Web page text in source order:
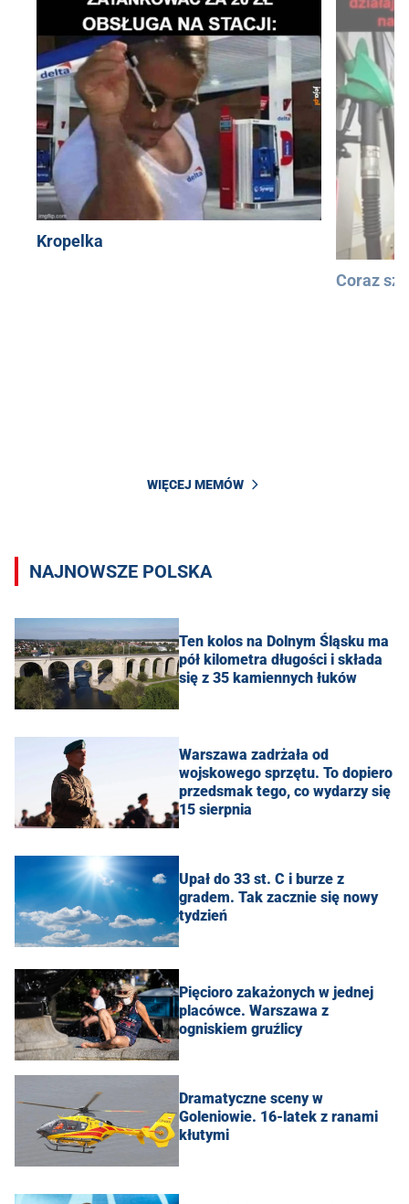
Kropelka
Coraz
WIĘCEJ MEMÓW
NAJNOWSZE POLSKA
Ten kolos na Dolnym Śląsku ma
pół kilometra długości i składa
się z 35 kamiennych łuków
Warszawa zadrżała od
wojskowego sprzętu. To dopiero
przedsmak tego, co wydarzy się
15 sierpnia
Upał do 33 st. C i burze z
gradem. Tak zacznie się nowy
tydzień
Pięcioro zakażonych w jednej
placówce. Warszawa z
ogniskiem gruźlicy
Dramatyczne sceny w
Goleniowie. 16-latek z ranami
kłutymi